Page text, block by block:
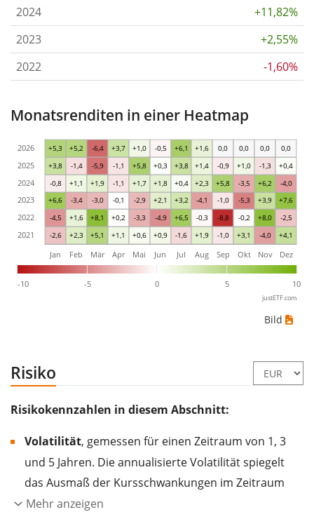
2024
+11,82%
2023
+2,55%
2022
-1,60%
Monatsrenditen in einer Heatmap
-2,6 +2,3 +5,1 +1,1 +0,6 +0,9 -1,6 +1,9 -1,0 +3,1 -4,0 +4,1
-4,5 +1,6 +8,1 +0,2 -3,3 -4,9 +6,5 -0,3 -8,8 -0,2 +8,0 -2,5
+6,6 -3,4 -3,0 -0,1 -2,9 +2,1 +3,2 -4,1 -1,0 -5,3 +3,9 +7,6
-0,8 +1,1 +1,9 -1,1 +1,7 +1,8 +0,4 +2,3 +5,8 -3,5 +6,2 -4,0
+3,8 -1,4 -5,9 -1,1 +5,8 +0,3 +3,8 +1,4 -0,9 +1,0 -1,3 +0,4
+5,3 +5,2 -6,4 +3,7 +1,0 -0,5 +6,1 +1,6 0,0 0,0 0,0 0,0
-10 -5 0 5 10
Jan Feb Mär Apr Mai Jun Jul Aug Sep Okt Nov Dez
2021
2022
2023
2024
2025
2026
justETF.com
Bild
Risiko
Risikokennzahlen in diesem Abschnitt:
Volatilität, gemessen für einen Zeitraum von 1, 3
und 5 Jahren. Die annualisierte Volatilität spiegelt
das Ausmaß der Kursschwankungen im Zeitraum
eines Jahres wider.
Mehr anzeigen